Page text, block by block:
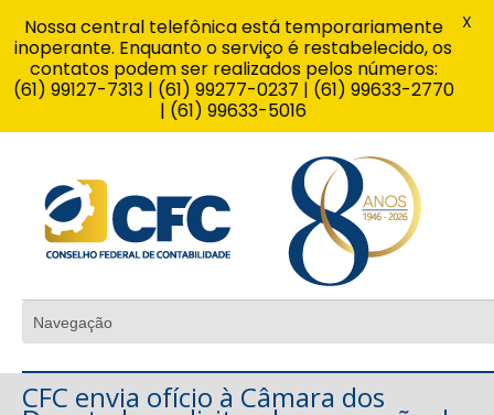
CFC envia ofício à Câmara dos
Nossa central telefônica está temporariamente
inoperante. Enquanto o serviço é restabelecido, os
contatos podem ser realizados pelos números:
(61) 99127-7313 | (61) 99277-0237 | (61) 99633-2770
| (61) 99633-5016
X